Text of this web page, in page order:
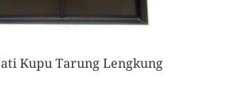
Kupu Tarung Lengkung